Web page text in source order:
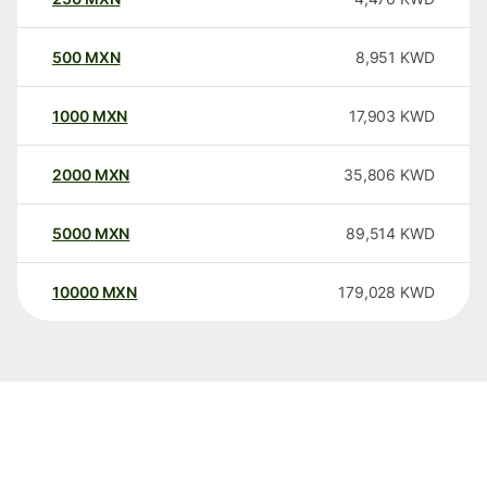
500 MXN 8,951 KWD
1000 MXN 17,903 KWD
2000 MXN 35,806 KWD
5000 MXN 89,514 KWD
10000 MXN 179,028 KWD